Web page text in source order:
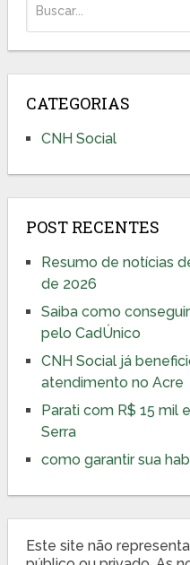
CATEGORIAS
CNH Social
POST RECENTES
Resumo de notícias
de 2026
Saiba como
pelo CadÚnico
CNH Social já
atendimento no Acre
Parati com R$ 15 mil
Serra
como garantir sua
Este site não